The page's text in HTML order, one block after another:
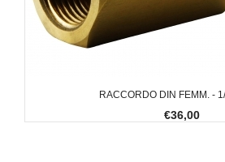
RACCORDO DIN FEMM. -
€36,00